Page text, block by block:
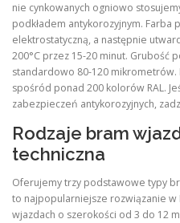
nie cynkowanych ogniowo
podkładem antykorozyjnym. Farba
elektrostatyczną, a następnie
200°C przez 15-20 minut. Grubość
standardowo 80-120 mikrometrów.
spośród ponad 200 kolorów RAL.
zabezpieczeń antykorozyjnych,
Rodzaje bram
techniczna
Oferujemy trzy podstawowe typy
to najpopularniejsze rozwiązanie w
wjazdach o szerokości od 3 do 12